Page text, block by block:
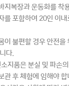
지복장과 운동화를 착
를 포함하여 20인 이내
이 불편할 경우 안전을
다.
지품은 분실 및 파손
관 후 체험에 임해야 합